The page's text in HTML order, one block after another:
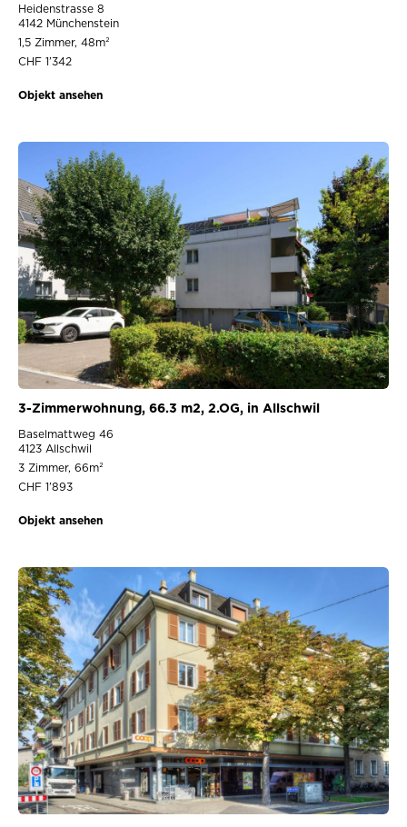
Heidenstrasse 8
4142 Münchenstein
1,5 Zimmer, 48m²
CHF 1’342
Objekt ansehen
3-Zimmerwohnung, 66.3 m2, 2.OG, in Allschwil
Baselmattweg 46
4123 Allschwil
3 Zimmer, 66m²
CHF 1’893
Objekt ansehen